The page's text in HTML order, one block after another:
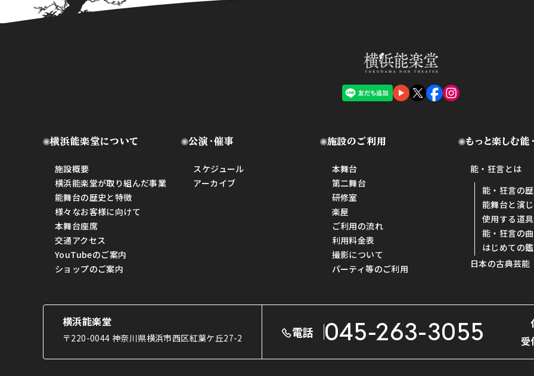
横浜能楽堂について
施設概要
横浜能楽堂が取り組んだ事業
能舞台の歴史と特徴
様々なお客様に向けて
本舞台座席
交通アクセス
YouTubeのご案内
ショップのご案内
公演・催事
スケジュール
アーカイブ
施設のご利用
本舞台
第二舞台
研修室
楽屋
ご利用の流れ
利用料金表
撮影について
パーティ等のご利用
もっと楽しむ能
能・狂言とは
能・狂言の
能舞台と演
使用する道具
能・狂言の
はじめての
日本の古典芸能
横浜能楽堂
〒220-0044 神奈川県横浜市西区紅葉ケ丘27-2 電話 045-263-3055
受